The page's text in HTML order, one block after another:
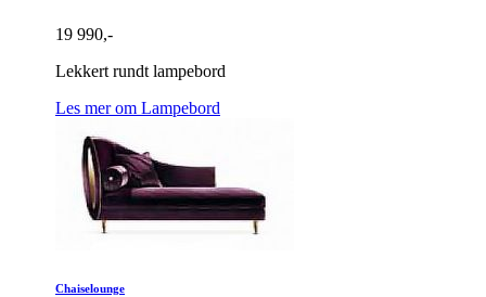
19 990,-
Lekkert rundt lampebord
Les mer om Lampebord
Chaiselounge